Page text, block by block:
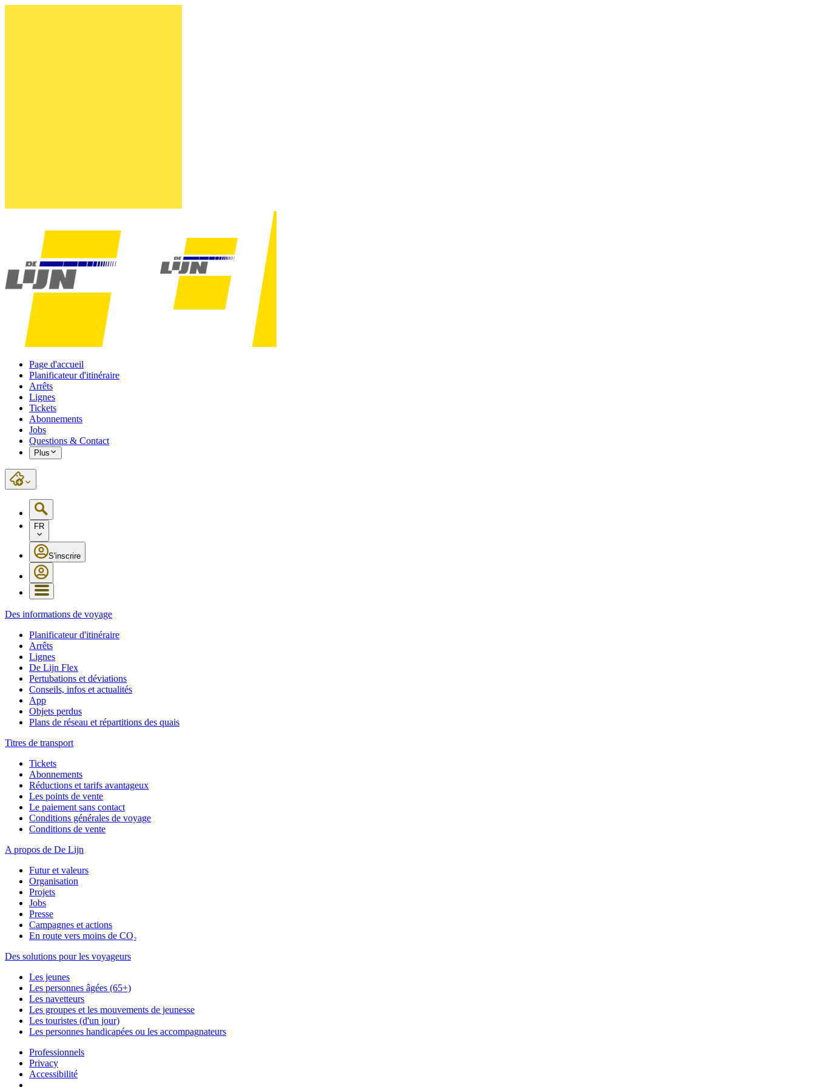
Page d'accueil
Planificateur d'itinéraire
Arrêts
Lignes
Tickets
Abonnements
Jobs
Questions & Contact
Plus
FR
S'inscrire
Des informations de voyage
Planificateur d'itinéraire
Arrêts
Lignes
De Lijn Flex
Pertubations et déviations
Conseils, infos et actualités
App
Objets perdus
Plans de réseau et répartitions des quais
Titres de transport
Tickets
Abonnements
Réductions et tarifs avantageux
Les points de vente
Le paiement sans contact
Conditions générales de voyage
Conditions de vente
A propos de De Lijn
Futur et valeurs
Organisation
Projets
Jobs
Presse
Campagnes et actions
En route vers moins de CO₂
Des solutions pour les voyageurs
Les jeunes
Les personnes âgées (65+)
Les navetteurs
Les groupes et les mouvements de jeunesse
Les touristes (d'un jour)
Les personnes handicapées ou les accompagnateurs
Professionnels
Privacy
Accessibilité